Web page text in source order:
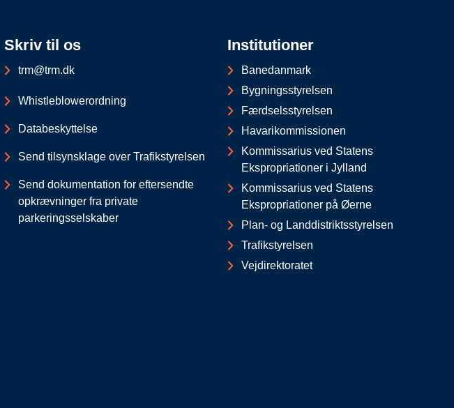
Skriv til os
trm@trm.dk
Whistleblowerordning
Databeskyttelse
Send tilsynsklage over Trafikstyrelsen
Send dokumentation for eftersendte
opkrævninger fra private
parkeringsselskaber
Institutioner
Banedanmark
Bygningsstyrelsen
Færdselsstyrelsen
Havarikommissionen
Kommissarius ved Statens
Ekspropriationer i Jylland
Kommissarius ved Statens
Ekspropriationer på Øerne
Plan- og Landdistriktsstyrelsen
Trafikstyrelsen
Vejdirektoratet